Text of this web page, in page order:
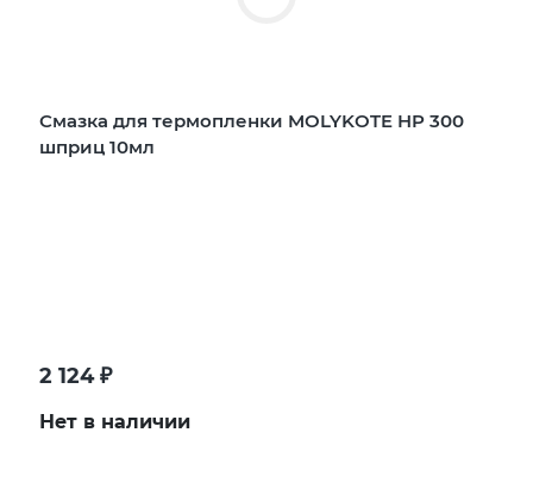
Смазка для термопленки MOLYKOTE HP 300
шприц 10мл
2 124₽
Нет в наличии